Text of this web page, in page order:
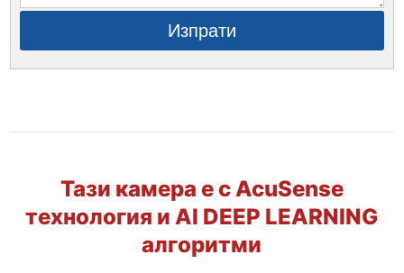
Изпрати
Тази камера е с AcuSense
технология и AI DEEP LEARNING
алгоритми